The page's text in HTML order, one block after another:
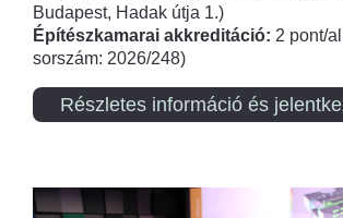
Budapest, Hadak útja 1.)
Építészkamarai akkreditáció: 2 pont/
sorszám: 2026/248)
Részletes információ és